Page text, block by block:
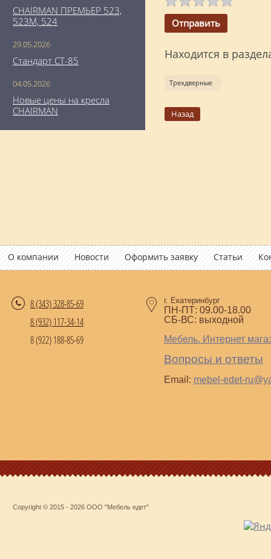
CHAIRMAN ПРЕМЬЕР 523,
523М, 524
29.05.2026
Стандарт СТ-85
04.05.2026
Новые цены на кресла
CHAIRMAN
Находится в
Трехдверные
Назад
О компании Новости Оформить заявку Статьи
8 (343)328-85-69
8 (932) 117-34-14
8 (922) 188-85-69
г. Екатеринбург
ПН-ПТ: 09.00-18.00
СБ-ВС: выходной
Мебель. Интернет
Вопросы и ответы
Email: mebel-edet-
Copyright © 2015 - 2026 ООО "Мебель едет"